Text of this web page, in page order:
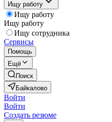
Ищу работу
Ищу работу
Ищу работу
Ищу сотрудника
Сервисы
Помощь
Ещё
Поиск
Байкалово
Войти
Войти
Создать резюме